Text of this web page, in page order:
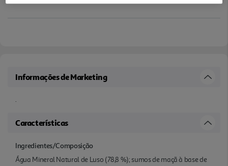
Informações de Marketing
.
Características
Ingredientes/Composição
Água Mineral Natural de Luso (78,8 %); sumos de maçã à base de